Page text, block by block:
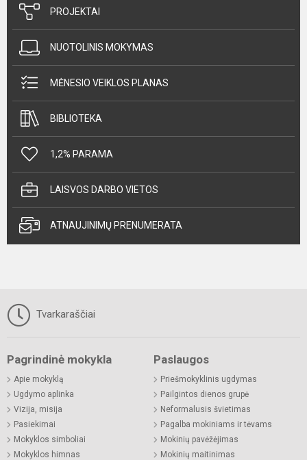
PROJEKTAI
NUOTOLINIS MOKYMAS
MĖNESIO VEIKLOS PLANAS
BIBLIOTEKA
1,2% PARAMA
LAISVOS DARBO VIETOS
ATNAUJINIMŲ PRENUMERATA
Tvarkaraščiai
Pagrindinė mokykla
Apie mokyklą
Ugdymo aplinka
Vizija, misija
Pasiekimai
Mokyklos simboliai
Mokyklos himnas
Paslaugos
Priešmokyklinis ugdymas
Pailgintos dienos grupė
Neformalusis švietimas
Pagalba mokiniams ir tėvams
Mokinių pavėžėjimas
Mokinių maitinimas